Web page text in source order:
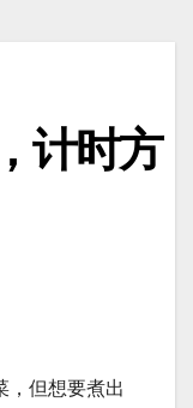
计时方
，但想要煮出